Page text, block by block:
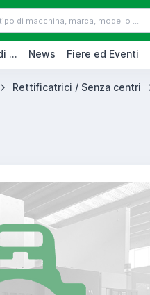
... News Fiere ed Eventi
Rettificatrici / Senza centri